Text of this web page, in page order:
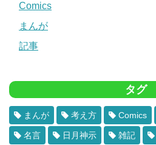
Comics
まんが
記事
タグ
まんが 考え方 Comics
名言 日月神示 雑記